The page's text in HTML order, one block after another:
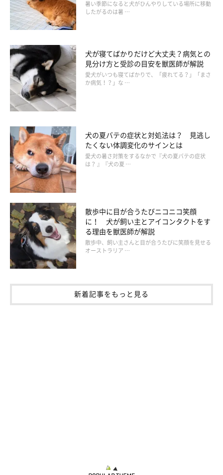
【4】狭いサークルで長時間留守番させる
いぬのきもちweb
狭くて体を動かせなかったり、伸ばせなかったりするサークルに
長時間いることは、ワンちゃんにとって大きなストレスに。ま
た、体にも悪影響になりかねないので、体の大きさに合ったスペ
ースを確保しましょう。
【5】留守番している場所から外が見える
暑い季節になると犬がひんやりしている場所に移動
したがるのは暑 …
犬が寝てばかりだけど大丈夫？病気との
見分け方と受診の目安を獣医師が解説
愛犬がいつも寝てばかりで、「疲れてる？」「まさ
か病気！？」な …
犬の夏バテの症状と対処法は？ 見逃し
たくない体調変化のサインとは
愛犬の暑さ対策をするなかで『犬の夏バテの症状
は？ 』『犬の夏 …
散歩中に目が合うたびニコニコ笑顔
に！ 犬が飼い主とアイコンタクトをす
る理由を獣医師が解説
散歩中、飼い主さんと目が合うたびに笑顔を見せる
オーストラリア …
新着記事をもっと見る